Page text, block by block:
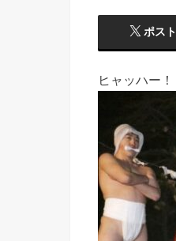
ポスト
ヒャッハー！